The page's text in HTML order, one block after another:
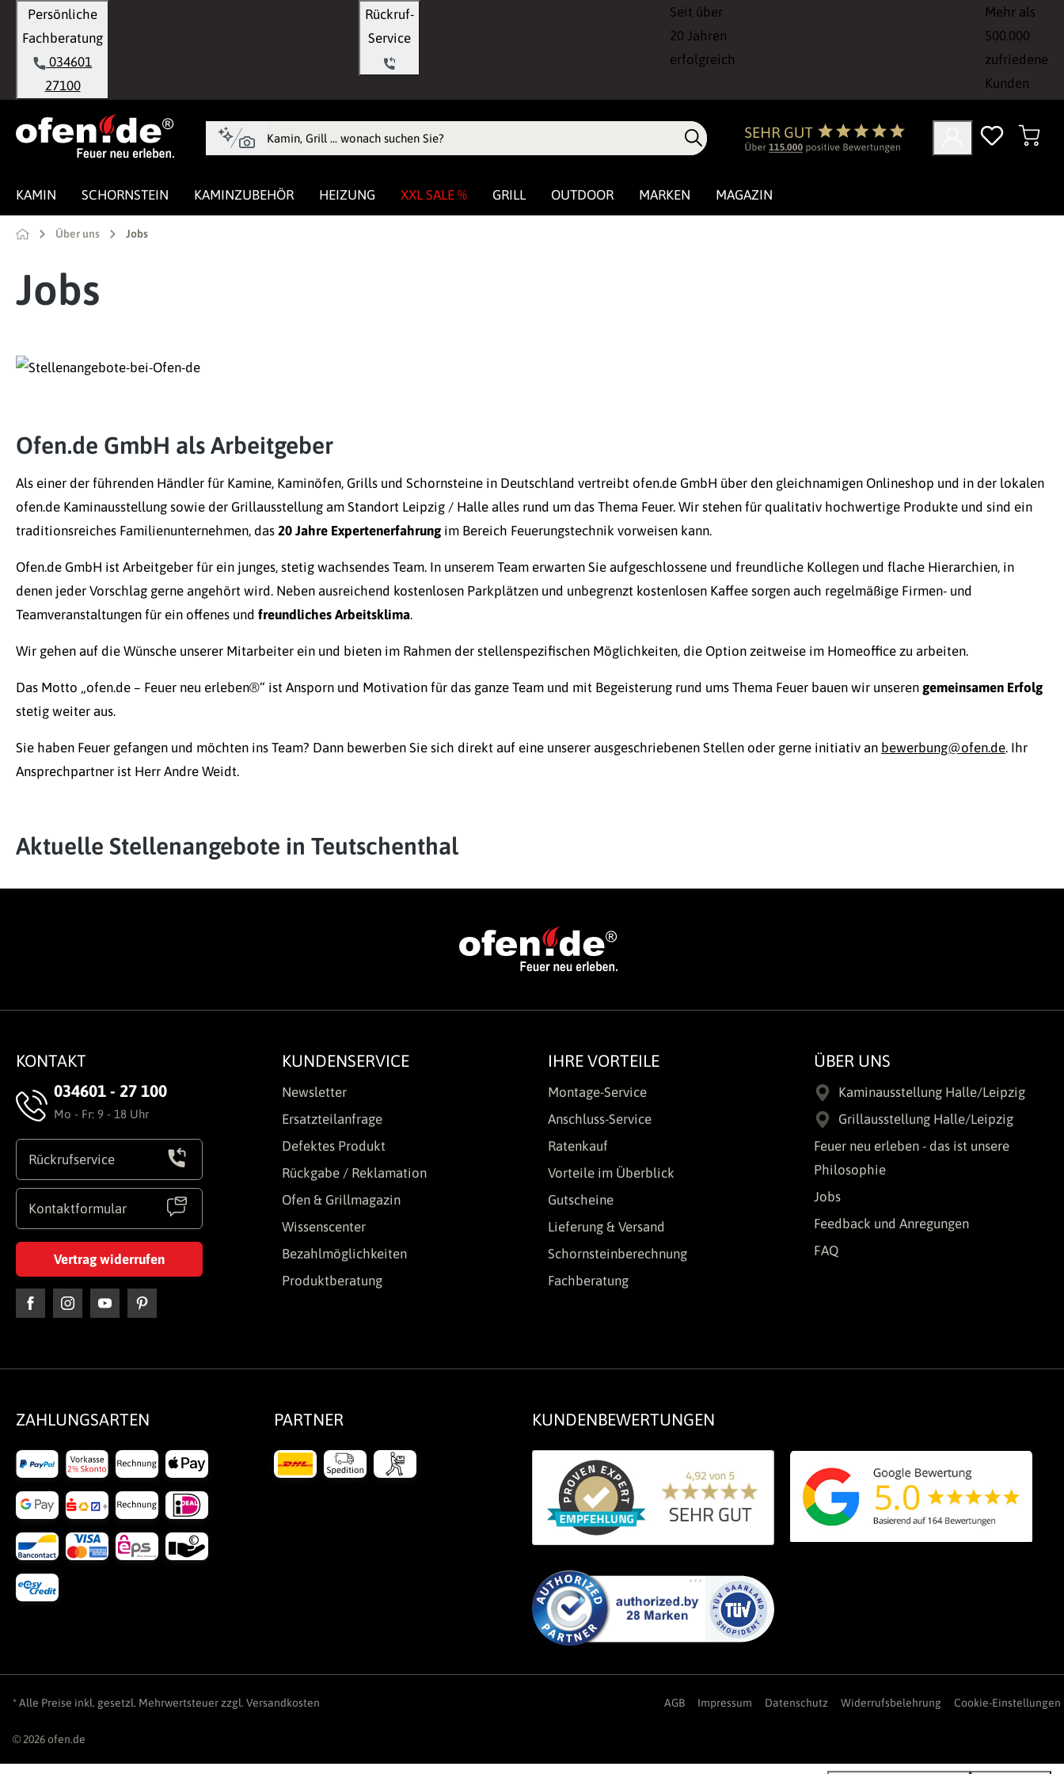
Zur Hauptnavigation springen
Persönliche
Fachberatung
034601
27100
Rückruf-
Seit über
20 Jahren
erfolgreich
Mehr als
500.000
zufriedene
Kunden
KAMIN SCHORNSTEIN KAMINZUBEHÖR HEIZUNG XXL SALE % GRILL OUTDOOR MARKEN MAGAZIN
Über uns Jobs
Jobs
Ofen.de GmbH als Arbeitgeber
Als einer der führenden Händler für Kamine, Kaminöfen, Grills und Schornsteine in Deutschland vertreibt ofen.de GmbH über den gleichnamigen Onlineshop und in der lokalen
ofen.de Kaminausstellung sowie der Grillausstellung am Standort Leipzig / Halle alles rund um das Thema Feuer. Wir stehen für qualitativ hochwertige Produkte und sind ein
traditionsreiches Familienunternehmen, das 20 Jahre Expertenerfahrung im Bereich Feuerungstechnik vorweisen kann.
Ofen.de GmbH ist Arbeitgeber für ein junges, stetig wachsendes Team. In unserem Team erwarten Sie aufgeschlossene und freundliche Kollegen und flache Hierarchien, in
denen jeder Vorschlag gerne angehört wird. Neben ausreichend kostenlosen Parkplätzen und unbegrenzt kostenlosen Kaffee sorgen auch regelmäßige Firmen- und
Teamveranstaltungen für ein offenes und freundliches Arbeitsklima.
Wir gehen auf die Wünsche unserer Mitarbeiter ein und bieten im Rahmen der stellenspezifischen Möglichkeiten, die Option zeitweise im Homeoffice zu arbeiten.
Das Motto „ofen.de – Feuer neu erleben®“ ist Ansporn und Motivation für das ganze Team und mit Begeisterung rund ums Thema Feuer bauen wir unseren gemeinsamen Erfolg
stetig weiter aus.
Sie haben Feuer gefangen und möchten ins Team? Dann bewerben Sie sich direkt auf eine unserer ausgeschriebenen Stellen oder gerne initiativ an bewerbung@ofen.de. Ihr
Ansprechpartner ist Herr Andre Weidt.
Aktuelle Stellenangebote in Teutschenthal
KONTAKT
034601 - 27 100
Mo - Fr: 9 - 18 Uhr
Rückrufservice
Kontaktformular
Vertrag widerrufen
KUNDENSERVICE
Newsletter
Ersatzteilanfrage
Defektes Produkt
Rückgabe / Reklamation
Ofen & Grillmagazin
Wissenscenter
Bezahlmöglichkeiten
Produktberatung
IHRE VORTEILE
Montage-Service
Anschluss-Service
Ratenkauf
Vorteile im Überblick
Gutscheine
Lieferung & Versand
Schornsteinberechnung
Fachberatung
ÜBER UNS
Kaminausstellung Halle/Leipzig
Grillausstellung Halle/Leipzig
Feuer neu erleben - das ist unsere
Philosophie
Jobs
Feedback und Anregungen
FAQ
ZAHLUNGSARTEN PARTNER KUNDENBEWERTUNGEN
* Alle Preise inkl. gesetzl. Mehrwertsteuer zzgl. Versandkosten AGB Impressum Datenschutz Widerrufsbelehrung Cookie-Einstellungen
© 2026 ofen.de